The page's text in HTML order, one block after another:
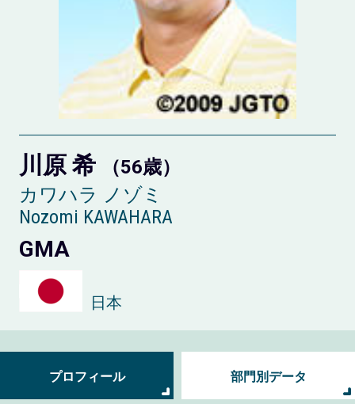
川原 希
（56歳）
カワハラ ノゾミ
Nozomi KAWAHARA
GMA
日本
プロフィール 部門別データ